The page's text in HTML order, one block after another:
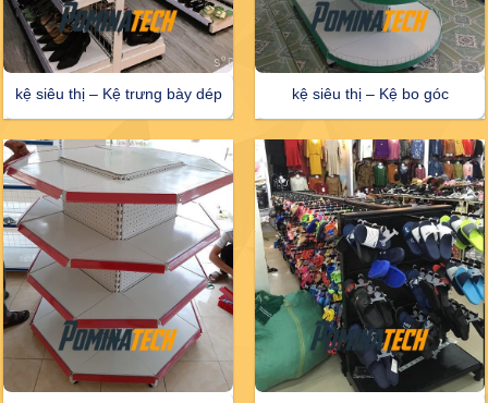
kệ siêu thị – Kệ trưng bày dép kệ siêu thị – Kệ bo góc